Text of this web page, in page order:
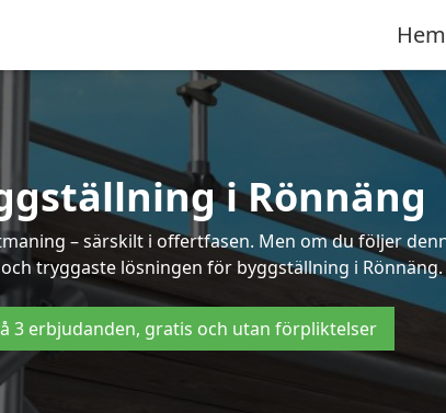
Hem
i Rönnäng
– särskilt i offertfasen. Men om du följer
tryggaste lösningen för byggställning i Rönnäng.
3 erbjudanden, gratis och utan förpliktelser